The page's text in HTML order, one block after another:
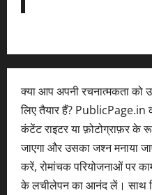
क्या आप अपनी रचनात्मकता
लिए तैयार हैं? PublicPage.in
कंटेंट राइटर या फ़ोटोग्राफ़र के
जाएगा और उसका जश्न मनाया
करें, रोमांचक परियोजनाओं पर
के लचीलेपन का आनंद लें। साथ